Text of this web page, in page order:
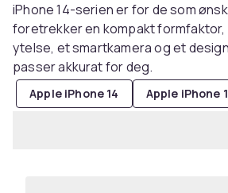
iPhone 14-serien er for de som
foretrekker en kompakt formfaktor,
ytelse, et smartkamera og et
passer akkurat for deg.
Apple iPhone 14 Apple iPhone